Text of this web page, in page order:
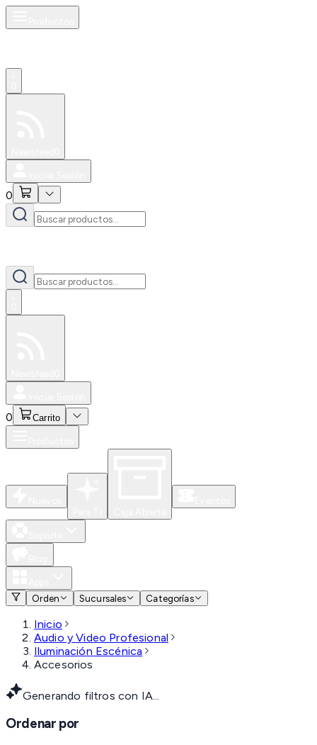
0
0 Carrito
Orden
Sucursales Categorías
Inicio
Audio y Video Profesional
Iluminación Escénica
Accesorios
Generando filtros con IA...
Ordenar por